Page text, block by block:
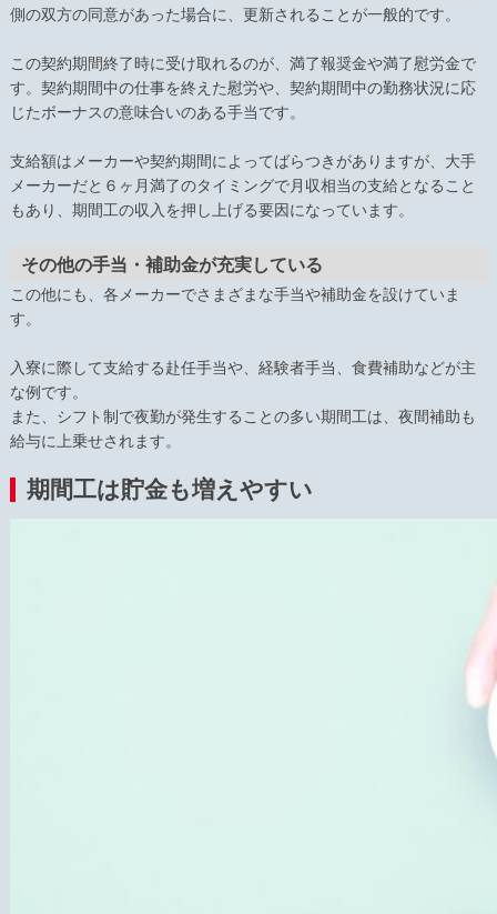
側の双方の同意があった場合に、更新されることが一般的です。
この契約期間終了時に受け取れるのが、満了報奨金や満了慰労金で
す。契約期間中の仕事を終えた慰労や、契約期間中の勤務状況に応
じたボーナスの意味合いのある手当です。
支給額はメーカーや契約期間によってばらつきがありますが、大手
メーカーだと６ヶ月満了のタイミングで月収相当の支給となること
もあり、期間工の収入を押し上げる要因になっています。
その他の手当・補助金が充実している
この他にも、各メーカーでさまざまな手当や補助金を設けていま
す。
入寮に際して支給する赴任手当や、経験者手当、食費補助などが主
な例です。
また、シフト制で夜勤が発生することの多い期間工は、夜間補助も
給与に上乗せされます。
期間工は貯金も増えやすい